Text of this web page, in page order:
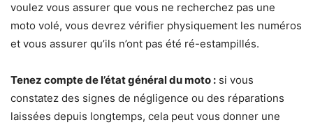
voulez vous assurer que vous ne recherchez pas une
moto volé, vous devrez vérifier physiquement les numéros
et vous assurer qu’ils n’ont pas été ré-estampillés.
Tenez compte de l’état général du moto : si vous
constatez des signes de négligence ou des réparations
laissées depuis longtemps, cela peut vous donner une